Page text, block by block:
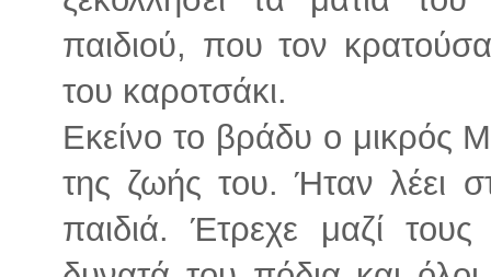
παιδιού, που τον
του καροτσάκι.
Εκείνο το βράδυ ο μικρός
της ζωής του. Ήταν λέει
παιδιά. Έτρεχε μαζί